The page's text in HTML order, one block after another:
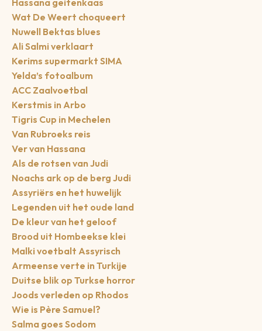
Hassana geitenkaas
Wat De Weert choqueert
Nuwell Bektas blues
Ali Salmi verklaart
Kerims supermarkt SIMA
Yelda’s fotoalbum
ACC Zaalvoetbal
Kerstmis in Arbo
Tigris Cup in Mechelen
Van Rubroeks reis
Ver van Hassana
Als de rotsen van Judi
Noachs ark op de berg Judi
Assyriërs en het huwelijk
Legenden uit het oude land
De kleur van het geloof
Brood uit Hombeekse klei
Malki voetbalt Assyrisch
Armeense verte in Turkije
Duitse blik op Turkse horror
Joods verleden op Rhodos
Wie is Père Samuel?
Salma goes Sodom